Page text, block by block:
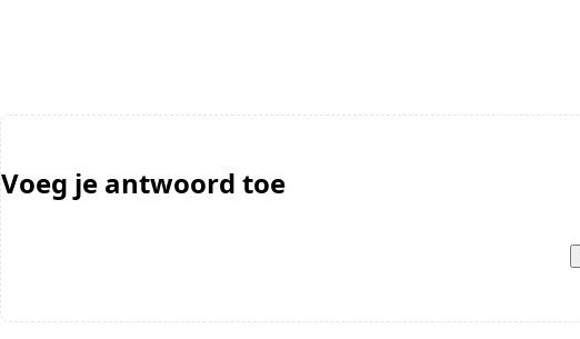
Voeg je antwoord toe